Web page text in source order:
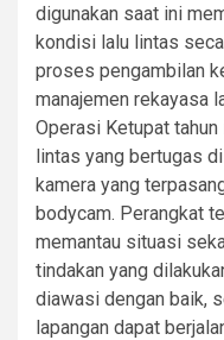
digunakan saat ini
kondisi lalu lintas
proses pengambilan
manajemen rekayasa
Operasi Ketupat
lintas yang bertugas
kamera yang
bodycam. Perangkat
memantau situasi
tindakan yang
diawasi dengan baik,
lapangan dapat